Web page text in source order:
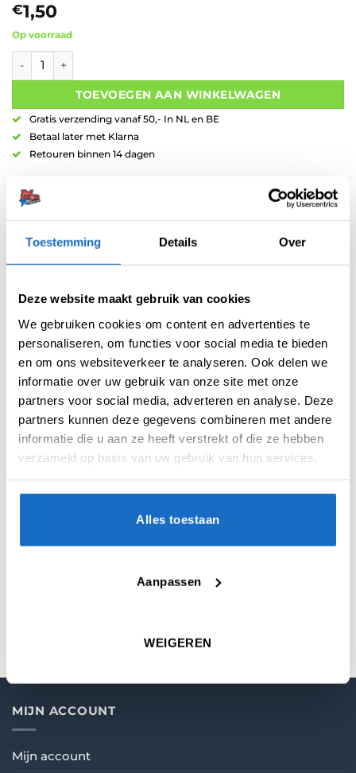
Toestemming Details Over
Deze website maakt gebruik van cookies
We gebruiken cookies om content en advertenties te
personaliseren, om functies voor social media te bieden
en om ons websiteverkeer te analyseren. Ook delen we
informatie over uw gebruik van onze site met onze
partners voor social media, adverteren en analyse. Deze
partners kunnen deze gegevens combineren met andere
informatie die u aan ze heeft verstrekt of die ze hebben
verzameld op basis van uw gebruik van hun services.
Alles toestaan
Aanpassen
WEIGEREN
€1,50
Op voorraad
Bull's Powerflite Smiley 100 Angry Std. aantal
TOEVOEGEN AAN WINKELWAGEN
Gratis verzending vanaf 50,- In NL en BE
Betaal later met Klarna
Retouren binnen 14 dagen
Categorieën:100 Micron Flights ,Bull's NL Flights,Flights
Merk: Bull's NL
AANVULLENDE INFORMATIE
MIJN ACCOUNT
Mijn account